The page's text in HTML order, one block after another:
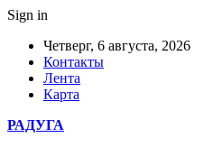
Sign in
Четверг, 6 августа, 2026
Контакты
Лента
Карта
РАДУГА